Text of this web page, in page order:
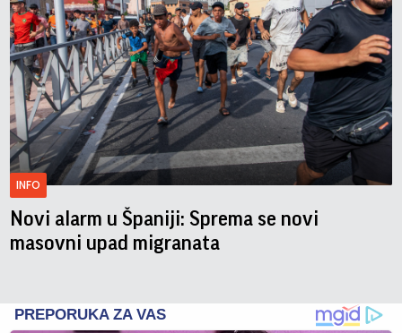
INFO
Novi alarm u Španiji: Sprema se novi
masovni upad migranata